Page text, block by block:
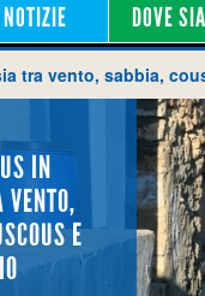
NOTIZIE DOVE
tra vento, sabbia,
IN
E